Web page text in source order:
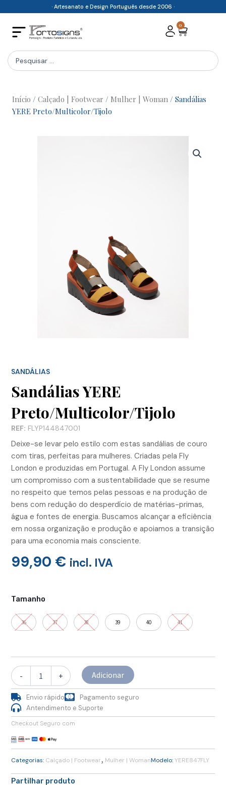
content
· Artesanato e Design Português desde 2006 ·
0
Cart
Search
...
Início / Calçado | Footwear / Mulher | Woman / Sandálias
YERE Preto/Multicolor/Tijolo
SANDÁLIAS
Sandálias YERE
Preto/Multicolor/Tijolo
REF: FLYP144847001
Deixe-se levar pelo estilo com estas sandálias de couro
com tiras, perfeitas para mulheres. Criadas pela Fly
London e produzidas em Portugal. A Fly London assume
um compromisso com a sustentabilidade que se resume
no respeito que temos pelas pessoas e na produção de
bens com redução do desperdício de matérias-primas,
água e fontes de energia. Buscamos alcançar a eficiência
em nossa organização e produção e apoiamos a transição
para uma economia mais consciente.
99,90 € incl. IVA
Tamanho
36 37 38 39 40 41
-
de
YERE
Preto/Multicolor/Tijolo
+ Adicionar
Envio rápido
Pagamento seguro
Antendimento e Suporte
Checkout Seguro com
Categorias: Calçado | Footwear, Mulher | WomanModelo:YERE847FLY
Partilhar produto